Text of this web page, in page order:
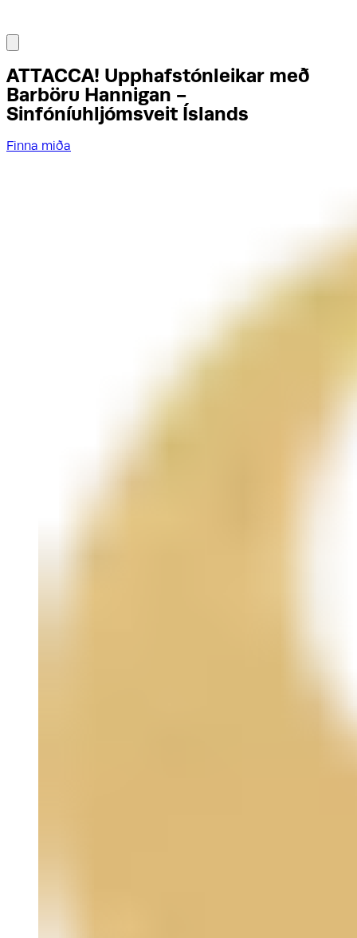
ATTACCA! Upphafstónleikar með
Barböru Hannigan -
Sinfóníuhljómsveit Íslands
Finna miða